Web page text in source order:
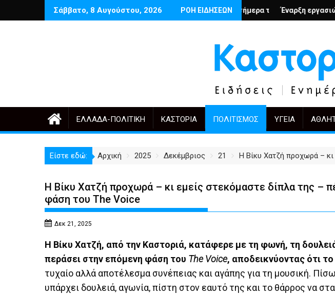
Σάββατο, 8 Αυγούστου, 2026 ΡΟΗ ΕΙΔΗΣΕΩΝ
Δέντρα έργα και πόλη: ανάμεσα στην ανάγκη και την υπερβολή
Ποιος θυμάται σήμερα τους Αρμένιους; – Ο Άρμιν Βέγκνερ
Έναρξη εργασιών για το ΚέντροΑπό τον
ΕΛΛΆΔΑ-ΠΟΛΙΤΙΚΉ ΚΑΣΤΟΡΙΆ ΠΟΛΙΤΙΣΜΌΣ ΥΓΕΊΑ
Είστε εδώ: Αρχική 2025 Δεκέμβριος 21 Η Βίκυ Χατζή προχωρά –
Η Βίκυ Χατζή προχωρά – κι εμείς στεκόμαστε δίπλα της –
φάση του The Voice
Δεκ 21, 2025
Η Βίκυ Χατζή, από την Καστοριά, κατάφερε με τη φωνή, τη
περάσει στην επόμενη φάση του The Voice, αποδεικνύοντας ότι
τυχαίο αλλά αποτέλεσμα συνέπειας και αγάπης για τη μουσική.
υπάρχει δουλειά, αγωνία, πίστη στον εαυτό της και το θάρρος να